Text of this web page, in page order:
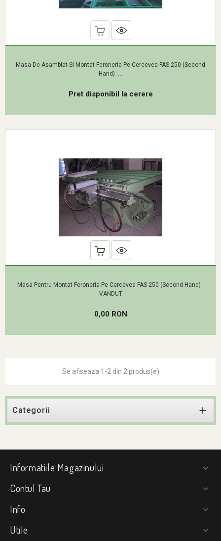
Masa De Asamblat Si Montat Feroneria Pe Cercevea FAS-250 (Second
Hand) -...
Pret disponibil la cerere
Masa Pentru Montat Feroneria Pe Cercevea FAS 250 (Second Hand) -
VANDUT
0,00 RONPret
Se afiseaza 1-2 din 2 produs(e)
Categorii 
Informatiile Magazinului 
Contul Tau 
Info 
Utile 